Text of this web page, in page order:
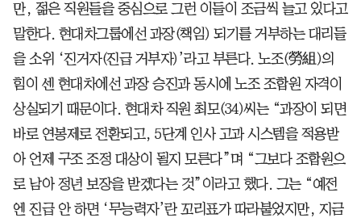
만, 젊은 직원들을 중심으로 그런 이들이 조금씩 늘고 있다고
말한다. 현대차그룹에선 과장(책임) 되기를 거부하는 대리들
을 소위 ‘진거자(진급 거부자)’라고 부른다. 노조(勞組)의
힘이 센 현대차에선 과장 승진과 동시에 노조 조합원 자격이
상실되기 때문이다. 현대차 직원 최모(34)씨는 “과장이 되면
바로 연봉제로 전환되고, 5단계 인사 고과 시스템을 적용받
아 언제 구조 조정 대상이 될지 모른다”며 “그보다 조합원으
로 남아 정년 보장을 받겠다는 것”이라고 했다. 그는 “예전
엔 진급 안 하면 ‘무능력자’란 꼬리표가 따라붙었지만, 지금